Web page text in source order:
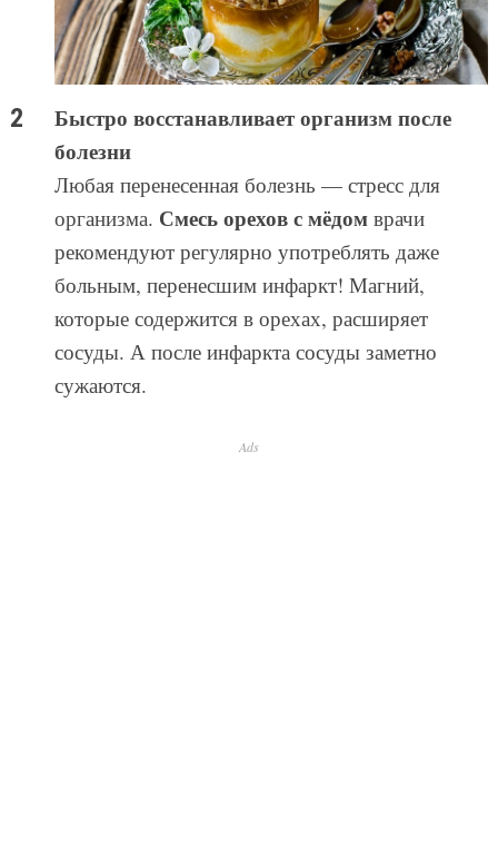
Быстро восстанавливает организм после
болезни
Любая перенесенная болезнь — стресс для
организма. Смесь орехов с мёдомврачи
рекомендуют регулярно употреблять даже
больным, перенесшим инфаркт! Магний,
которые содержится в орехах, расширяет
сосуды. А после инфаркта сосуды заметно
сужаются.
Ads